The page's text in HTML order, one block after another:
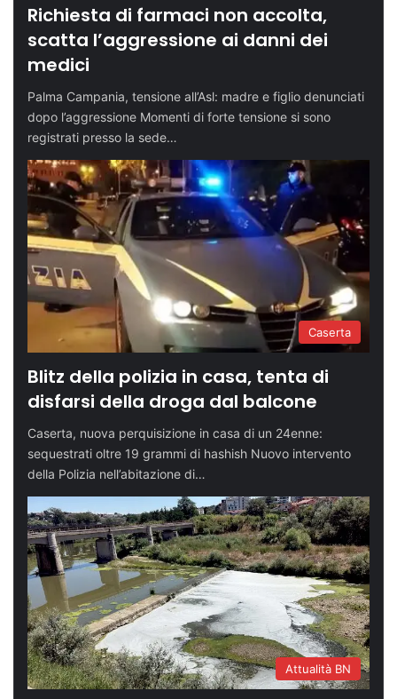
Richiesta di farmaci non accolta,
scatta l’aggressione ai danni dei
medici
Palma Campania, tensione all’Asl: madre e figlio denunciati
dopo l’aggressione Momenti di forte tensione si sono
registrati presso la sede…
Caserta
Blitz della polizia in casa, tenta di
disfarsi della droga dal balcone
Caserta, nuova perquisizione in casa di un 24enne:
sequestrati oltre 19 grammi di hashish Nuovo intervento
della Polizia nell’abitazione di…
Attualità BN